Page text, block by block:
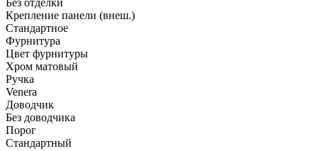
Крепление панели (внеш.)
Стандартное
Фурнитура
Цвет фурнитуры
Хром матовый
Ручка
Venera
Доводчик
Без доводчика
Порог
Стандартный